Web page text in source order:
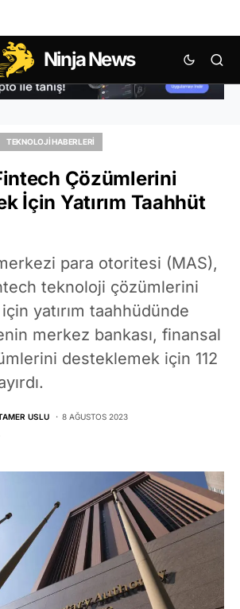
Ninja News
TEKNOLOJI HABERLERI
Çözümlerini
İçin Yatırım Taahhüt
para otoritesi (MAS),
teknoloji çözümlerini
yatırım taahhüdünde
merkez bankası, finansal
desteklemek için 112
USLU
8 AĞUSTOS 2023